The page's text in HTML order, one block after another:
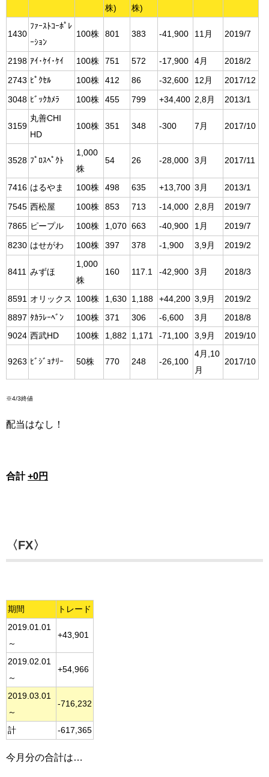
株)
株)
1430
ﾌｧｰｽﾄｺｰﾎﾟﾚ
ｰｼｮﾝ
100株 801 383 -41,900 11月 2019/7
2198 ｱｲ･ｹｲ･ｹｲ 100株 751 572 -17,900 4月 2018/2
2743 ﾋﾟｸｾﾙ 100株 412 86 -32,600 12月 2017/12
3048 ﾋﾞｯｸｶﾒﾗ 100株 455 799 +34,400 2,8月 2013/1
3159
丸善CHI
HD
100株 351 348 -300 7月 2017/10
3528 ﾌﾟﾛｽﾍﾟｸﾄ
1,000
株
54 26 -28,000 3月 2017/11
7416 はるやま 100株 498 635 +13,700 3月 2013/1
7545 西松屋 100株 853 713 -14,000 2,8月 2019/7
7865 ピープル 100株 1,070 663 -40,900 1月 2019/7
8230 はせがわ 100株 397 378 -1,900 3,9月 2019/2
8411 みずほ
1,000
株
160 117.1 -42,900 3月 2018/3
8591 オリックス 100株 1,630 1,188 +44,200 3,9月 2019/2
8897 ﾀｶﾗﾚｰﾍﾞﾝ 100株 371 306 -6,600 3月
2018/8
9024 西武HD 100株 1,882 1,171 -71,100 3,9月 2019/10
9263 ﾋﾞｼﾞｮﾅﾘｰ 50株 770 248 -26,100
4月,10
月
2017/10
※4/3終値
配当はなし！
合計+0円
〈FX〉
期間
トレード
2019.01.01
～
+43,901
2019.02.01
～
+54,966
2019.03.01
～
-716,232
計 -617,365
今月分の合計は…